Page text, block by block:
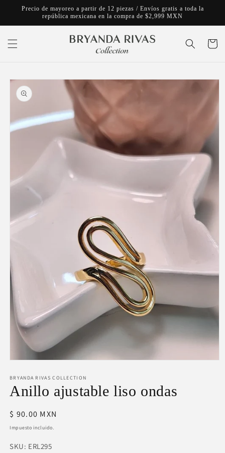
directamente
al contenido
Precio de mayoreo a partir de 12 piezas / Envíos gratis a toda la
república mexicana en la compra de $2,999 MXN
Carrito
directamente
a la
información
multimedia
en
ventana
modal
BRYANDA RIVAS COLLECTION
Anillo ajustable liso ondas
Precio
habitual
$ 90.00 MXN
Impuesto incluido.
SKU:
SKU: ERL295